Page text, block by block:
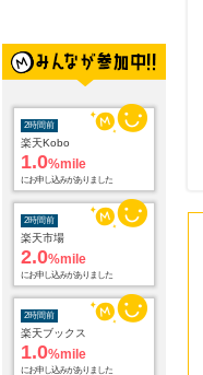
2時間前
楽天Kobo
1.0%mile
にお申し込みがありました
2時間前
楽天市場
2.0%mile
にお申し込みがありました
2時間前
楽天ブックス
1.0%mile
にお申し込みがありました